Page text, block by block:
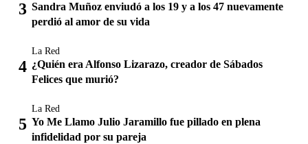
Sandra Muñoz enviudó a los 19 y a los 47 nuevamente
perdió al amor de su vida
La Red
¿Quién era Alfonso Lizarazo, creador de Sábados
Felices que murió?
La Red
Yo Me Llamo Julio Jaramillo fue pillado en plena
infidelidad por su pareja